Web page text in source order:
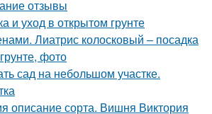
отзывы
и уход в открытом грунте
Лиатрис колосковый – посадка
фото
сад на небольшом участке.
описание сорта. Вишня Виктория